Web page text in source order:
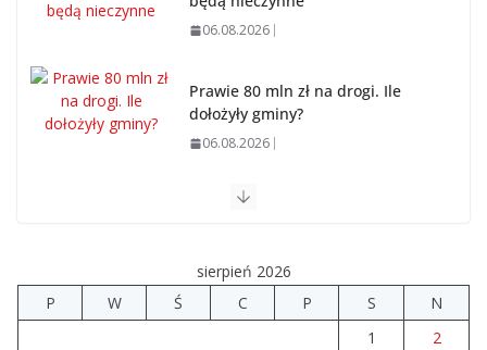
06.08.2026
Prawie 80 mln zł na drogi. Ile
dołożyły gminy?
06.08.2026
Szkoła we Władysławowie przechodzi modernizację
Prawie 20 tys. zł dla dyrektora szpitala. Podwyżka
mimo finansowych problemów
sierpień 2026
P
W Ś C P S
N
1
2